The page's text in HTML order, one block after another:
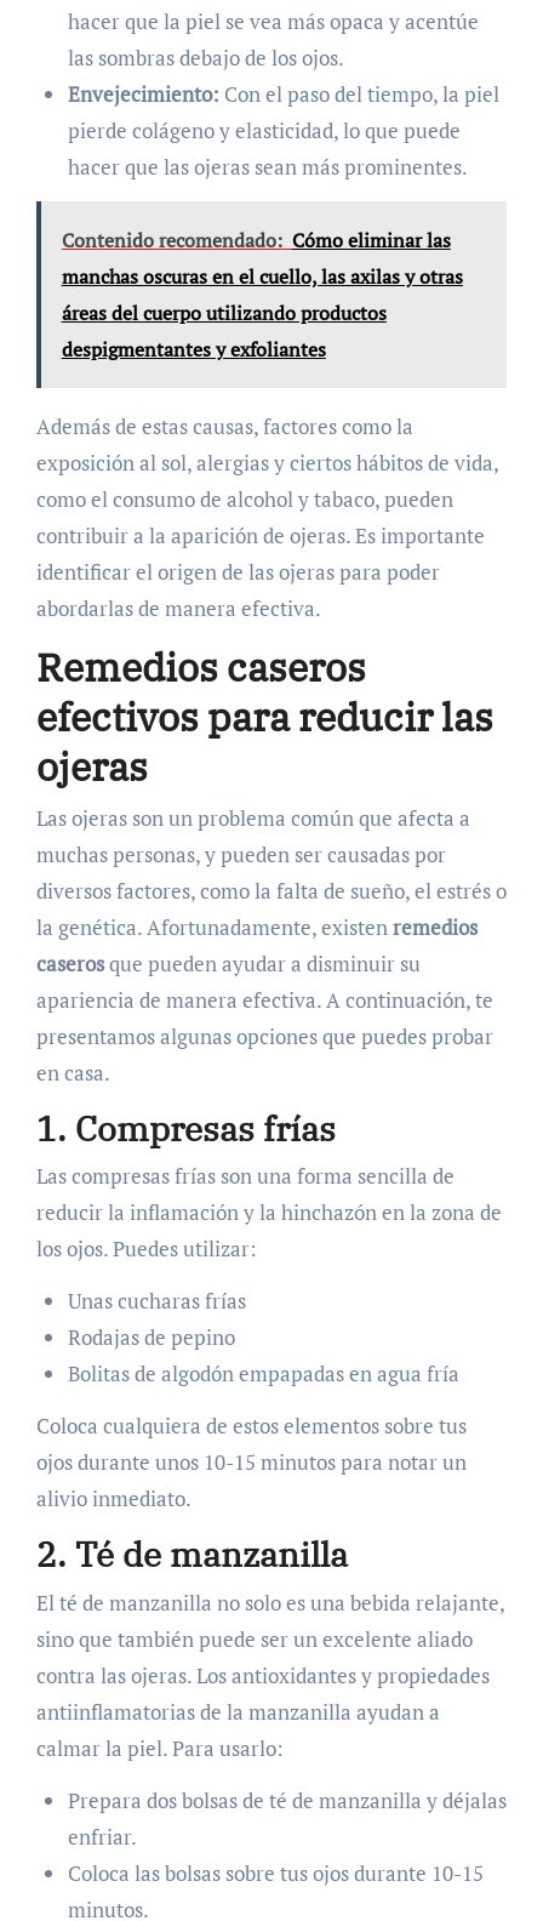
hacer que la piel se vea más opaca y acentúe
las sombras debajo de los ojos.
Envejecimiento: Con el paso del tiempo, la piel
pierde colágeno y elasticidad, lo que puede
hacer que las ojeras sean más prominentes.
Contenido recomendado: Cómo eliminar las
manchas oscuras en el cuello, las axilas y otras
áreas del cuerpo utilizando productos
despigmentantes y exfoliantes
Además de estas causas, factores como la
exposición al sol, alergias y ciertos hábitos de vida,
como el consumo de alcohol y tabaco, pueden
contribuir a la aparición de ojeras. Es importante
identificar el origen de las ojeras para poder
abordarlas de manera efectiva.
Remedios caseros
efectivos para reducir las
ojeras
Las ojeras son un problema común que afecta a
muchas personas, y pueden ser causadas por
diversos factores, como la falta de sueño, el estrés o
la genética. Afortunadamente, existen remedios
caserosque pueden ayudar a disminuir su
apariencia de manera efectiva. A continuación, te
presentamos algunas opciones que puedes probar
en casa.
1. Compresas frías
Las compresas frías son una forma sencilla de
reducir la inflamación y la hinchazón en la zona de
los ojos. Puedes utilizar:
Unas cucharas frías
Rodajas de pepino
Bolitas de algodón empapadas en agua fría
Coloca cualquiera de estos elementos sobre tus
ojos durante unos 10-15 minutos para notar un
alivio inmediato.
2. Té de manzanilla
El té de manzanilla no solo es una bebida relajante,
sino que también puede ser un excelente aliado
contra las ojeras. Los antioxidantes y propiedades
antiinflamatorias de la manzanilla ayudan a
calmar la piel. Para usarlo:
Prepara dos bolsas de té de manzanilla y déjalas
enfriar.
Coloca las bolsas sobre tus ojos durante 10-15
minutos.